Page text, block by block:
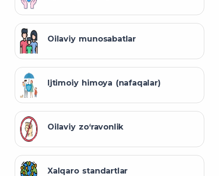
Oilaviy munosabatlar
Ijtimoiy himoya (nafaqalar)
Oilaviy zo‘ravonlik
Xalqaro standartlar